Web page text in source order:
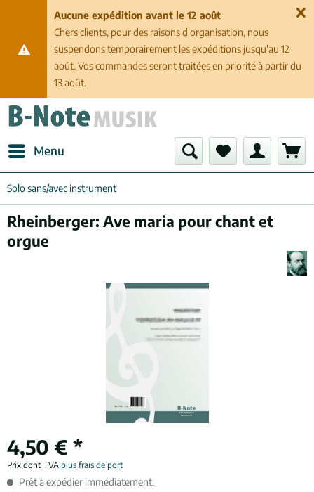
Aucune expédition avant le 12 août
Chers clients, pour des raisons d'organisation, nous
suspendons temporairement les expéditions jusqu'au 12
août. Vos commandes seront traitées en priorité à partir du
13 août.
Menu
Solo sans/avec instrument
Rheinberger: Ave maria pour chant et
orgue
4,50 € *
Prix dont TVA plus frais de port
Prêt à expédier immédiatement,